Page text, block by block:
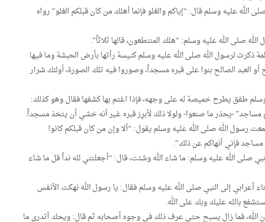
عليه وسلم قال: “إياكم والغلو فإنما أهلك من كان قبلكم الغلو” رواه
صلى الله عليه وسلم: “هلك المتنطعون، قالها ثلاثاً”.
لرسول الله صلى الله عليه وسلم كنيسة رأتها بأرض الحبشة وما فيها
العبد الصالح بنوا على قبره مسجداً، وصوروا فيه تلك الصورة، أولئك شرار
وسلم طفق يطرح خميصة له على وجهه، فإذا اغتم بها كشفها فقال وهو كذلك:
مساجد” -يحذر ما صنعوا- ولولا ذلك لأبرِز قبره غير أنه خشي أن يتخذ مسجداً.
رسول الله صلى الله عليه وسلم يقول: “ألا وإن من كان قبلكم كانوا
مساجد فإني أنهاكم عن ذلك”.
صلى الله عليه وسلم: ما شاء الله وشئت، قال: “أجعلتني لله نداً قل ما شاء
إلى النبي صلى الله عليه وسلم فقال: يا رسول الله نهكت الأنفس
بالله عليك وبك على الله.
الله، فما زال يسبح حتى عرف ذلك في وجوه أصحابه ثم قال: ويحك أتدري ما